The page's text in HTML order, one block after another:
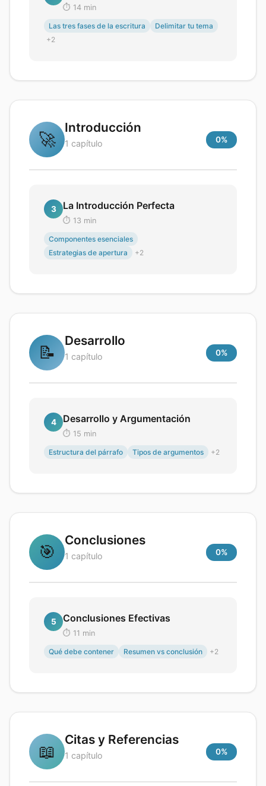
⏱️ 14 min
Las tres fases de la escritura
Delimitar tu tema
+2
🚀
Introducción
1 capítulo 0%
3 La Introducción Perfecta
⏱️ 13 min
Componentes esenciales
Estrategias de apertura
+2
📝
Desarrollo
1 capítulo 0%
4 Desarrollo y Argumentación
⏱️ 15 min
Estructura del párrafo Tipos de argumentos +2
🎯
Conclusiones
1 capítulo 0%
5 Conclusiones Efectivas
⏱️ 11 min
Qué debe contener Resumen vs conclusión +2
📖
Citas y Referencias
1 capítulo 0%